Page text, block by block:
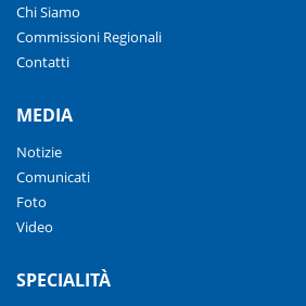
Chi Siamo
Commissioni Regionali
Contatti
MEDIA
Notizie
Comunicati
Foto
Video
SPECIALITÀ